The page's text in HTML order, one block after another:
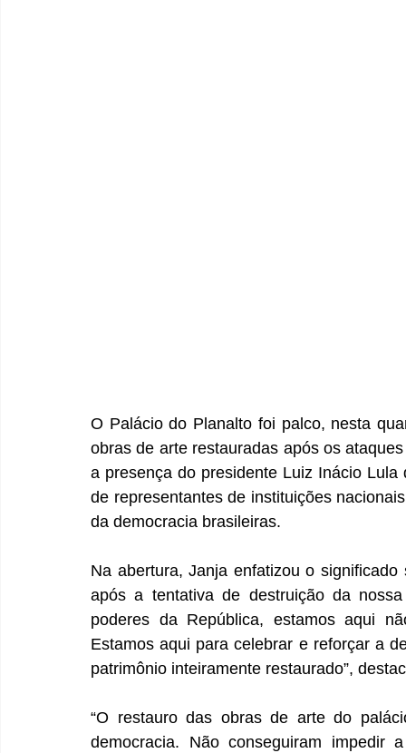
O Palácio do Planalto foi palco, nesta
obras de arte restauradas após os
a presença do presidente Luiz Inácio
de representantes de instituições
da democracia brasileiras.
Na abertura, Janja enfatizou o
após a tentativa de destruição da
poderes da República, estamos aqui
Estamos aqui para celebrar e reforçar a
patrimônio inteiramente restaurado”,
“O restauro das obras de arte do
democracia. Não conseguiram